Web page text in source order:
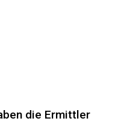
die Ermittler